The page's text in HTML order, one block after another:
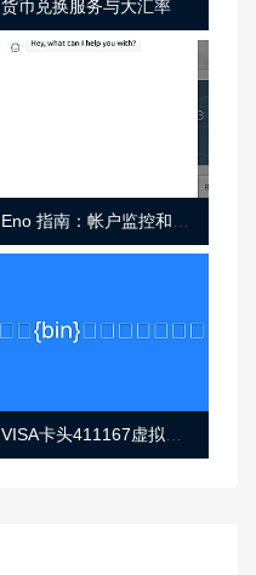
货币兑换服务与大汇率
VISA卡头411167虚拟卡基础信息